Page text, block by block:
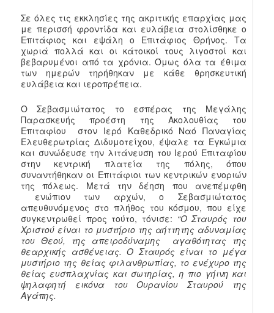
Σε όλες τις εκκλησίες της ακριτικής επαρχίας μας
με περισσή φροντίδα και ευλάβεια στολίσθηκε ο
Επιτάφιος και εψάλη ο Επιτάφιος Θρήνος. Τα
χωριά πολλά και οι κάτοικοί τους λιγοστοί και
βεβαρυμένοι από τα χρόνια. Όμως όλα τα έθιμα
των ημερών τηρήθηκαν με κάθε θρησκευτική
ευλάβεια και ιεροπρέπεια.
Ο Σεβασμιώτατος το εσπέρας της Μεγάλης
Παρασκευής προέστη της Ακολουθίας του
Επιταφίου στον Ιερό Καθεδρικό Ναό Παναγίας
Ελευθερωτρίας Διδυμοτείχου, έψαλε τα Εγκώμια
και συνώδευσε την λιτάνευση του Ιερού Επιταφίου
στην κεντρική πλατεία της πόλης, όπου
συναντήθηκαν οι Επιτάφιοι των κεντρικών ενοριών
της πόλεως. Μετά την δέηση που ανεπέμφθη
ενώπιον των αρχών, ο Σεβασμιώτατος
απευθυνόμενος στο πλήθος του κόσμου, που είχε
συγκεντρωθεί προς τούτο, τόνισε: “Ο Σταυρός του
Χριστού είναι το μυστήριο της αήττητης αδυναμίας
του Θεού, της απειροδύναμης αγαθότητας της
θεαρχικής ασθένειας. Ο Σταυρός είναι το μέγα
μυστήριο της θείας φιλανθρωπίας, το ενέχυρο της
θείας ευσπλαχνίας και σωτηρίας, η πιο γήινη και
ψηλαφητή εικόνα του Ουρανίου Σταυρού της
Αγάπης.